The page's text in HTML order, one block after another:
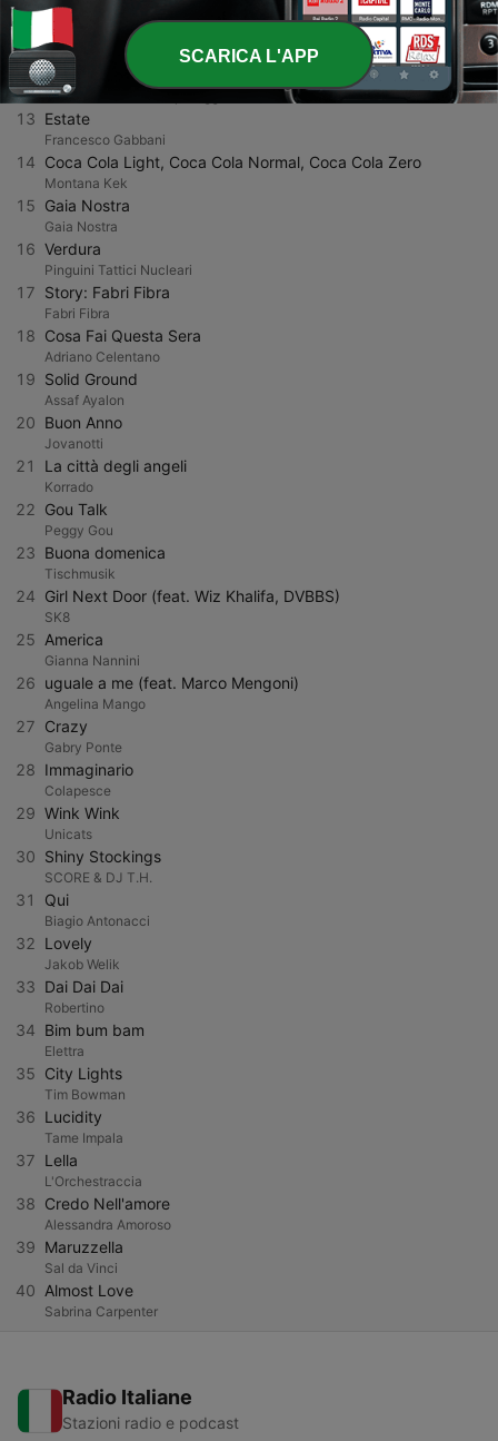
Negrita
11 MAYBE.
SIENNA SPIRO
12 Snoop Dogg
David Guetta & Snoop Dogg
13 Estate
Francesco Gabbani
14 Coca Cola Light, Coca Cola Normal, Coca Cola Zero
Montana Kek
15 Gaia Nostra
Gaia Nostra
16 Verdura
Pinguini Tattici Nucleari
17 Story: Fabri Fibra
Fabri Fibra
18 Cosa Fai Questa Sera
Adriano Celentano
19 Solid Ground
Assaf Ayalon
20 Buon Anno
Jovanotti
21 La città degli angeli
Korrado
22 Gou Talk
Peggy Gou
23 Buona domenica
Tischmusik
24 Girl Next Door (feat. Wiz Khalifa, DVBBS)
SK8
25 America
Gianna Nannini
26 uguale a me (feat. Marco Mengoni)
Angelina Mango
27 Crazy
Gabry Ponte
28 Immaginario
Colapesce
29 Wink Wink
Unicats
30 Shiny Stockings
SCORE & DJ T.H.
31 Qui
Biagio Antonacci
32 Lovely
Jakob Welik
33 Dai Dai Dai
Robertino
34 Bim bum bam
Elettra
35 City Lights
Tim Bowman
36 Lucidity
Tame Impala
37 Lella
L'Orchestraccia
38 Credo Nell'amore
Alessandra Amoroso
39 Maruzzella
Sal da Vinci
40 Almost Love
Sabrina Carpenter
Radio Italiane
Stazioni radio e podcast
SCARICA L'APP